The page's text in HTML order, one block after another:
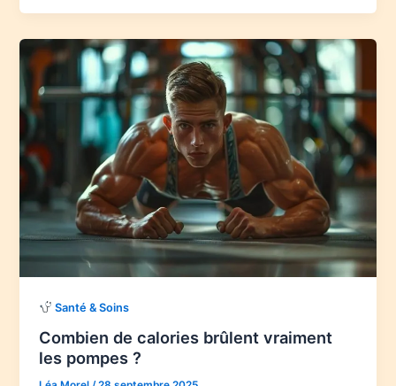
Santé & Soins
Combien de calories brûlent vraiment
les pompes ?